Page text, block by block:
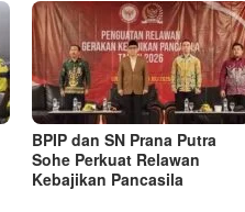
BPIP dan SN Prana Putra
Sohe Perkuat Relawan
Kebajikan Pancasila